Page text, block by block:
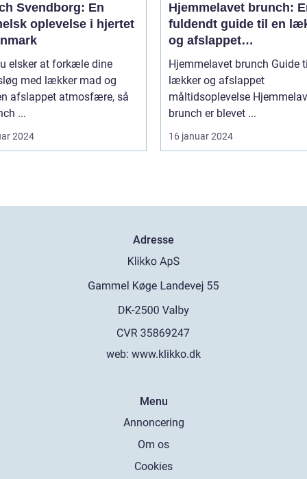
Svendborg: En
oplevelse i hjertet
elsker at forkæle dine
med lækker mad og
afslappet atmosfære, så
...
2024
Hjemmelavet brunch:
fuldendt guide til en
og afslappet
måltidsoplevelse
Hjemmelavet brunch Guide til en
lækker og afslappet
måltidsoplevelse Hjemmelavet
brunch er blevet ...
16 januar 2024
Adresse
web: www.klikko.dk
Menu
Annoncering
Om os
Cookies